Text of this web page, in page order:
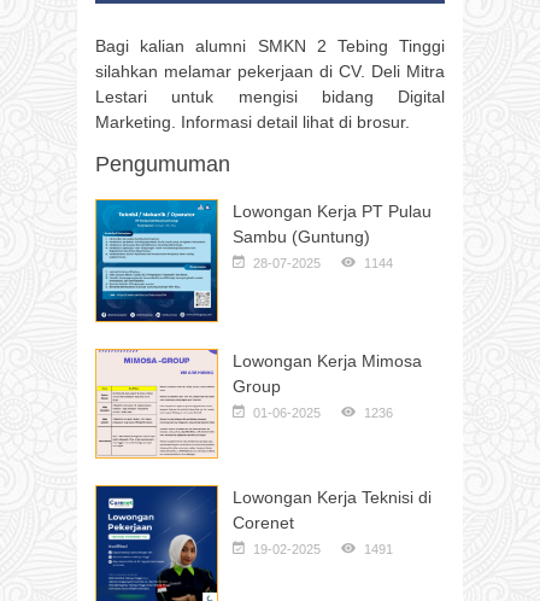
Bagi kalian alumni SMKN 2 Tebing Tinggi
silahkan melamar pekerjaan di CV. Deli Mitra
Lestari untuk mengisi bidang Digital
Marketing. Informasi detail lihat di brosur.
Pengumuman
Lowongan Kerja PT Pulau
Sambu (Guntung)
28-07-2025 1144
Lowongan Kerja Mimosa
Group
01-06-2025 1236
Lowongan Kerja Teknisi di
Corenet
19-02-2025 1491